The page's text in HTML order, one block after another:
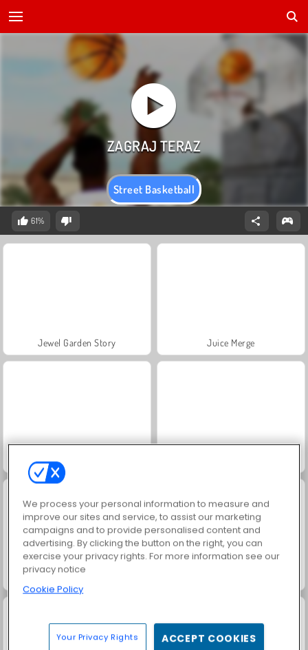
Street Basketball
61%
Jewel Garden Story Juice Merge
Grand Mahjong Connect
We process your personal information to measure and
improve our sites and service, to assist our marketing
campaigns and to provide personalised content and
advertising. By clicking the button on the right, you can
exercise your privacy rights. For more information see our
privacy notice
Cookie Policy
Your Privacy Rights ACCEPT COOKIES